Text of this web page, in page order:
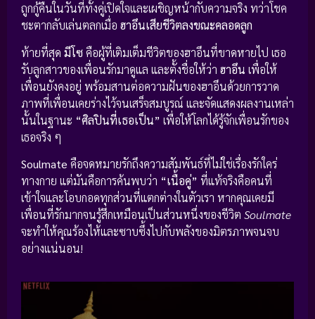
ถูกกู้คืนในวันที่ทั้งคู่เปิดใจและเผชิญหน้ากับความจริง ทว่าโชค
ชะตากลับเล่นตลกเมื่อ ฮาอึนเสียชีวิตลงขณะคลอดลูก
ท้ายที่สุด มีโซคือผู้ที่เติมเต็มชีวิตของฮาอึนที่ขาดหายไป เธอ
รับลูกสาวของเพื่อนรักมาดูแล และตั้งชื่อให้ว่า ฮาอึน เพื่อให้
เพื่อนยังคงอยู่ พร้อมสานต่อความฝันของฮาอึนด้วยการวาด
ภาพที่เพื่อนเคยร่างไว้จนเสร็จสมบูรณ์ และจัดแสดงผลงานเหล่า
นั้นในฐานะ “ศิลปินที่เธอเป็น” เพื่อให้โลกได้รู้จักเพื่อนรักของ
เธอจริง ๆ
Soulmate คือจดหมายรักถึงความสัมพันธ์ที่ไม่ใช่เรื่องรักใคร่
ทางกาย แต่มันคือการค้นพบว่า “เนื้อคู่” ที่แท้จริงคือคนที่
เข้าใจและโอบกอดทุกส่วนที่แตกต่างในตัวเรา หากคุณเคยมี
เพื่อนที่รักมากจนรู้สึกเหมือนเป็นส่วนหนึ่งของชีวิต Soulmate
จะทำให้คุณร้องไห้และซาบซึ้งไปกับพลังของมิตรภาพจนจบ
อย่างแน่นอน!